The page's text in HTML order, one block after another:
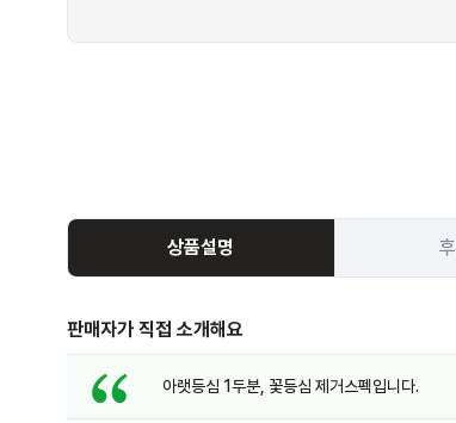
상품설명
판매자가 직접 소개해요
아랫등심 1두분, 꽃등심 제거스펙입니다.